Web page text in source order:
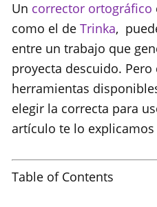
Un corrector ortográfico
como el de Trinka,
entre un trabajo que
proyecta descuido. Pero
herramientas
elegir la correcta para
artículo te lo
Table of Contents